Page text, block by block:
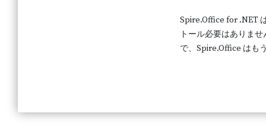
Spire.Office for .NET
トール必要はありま
で、Spire.Office はも